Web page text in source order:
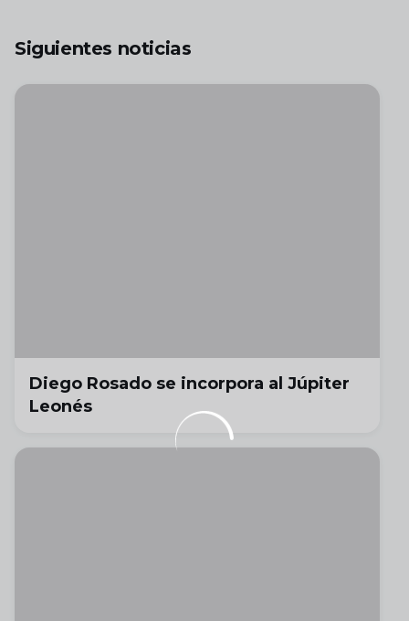
Siguientes noticias
Diego Rosado se incorpora al Júpiter
Leonés